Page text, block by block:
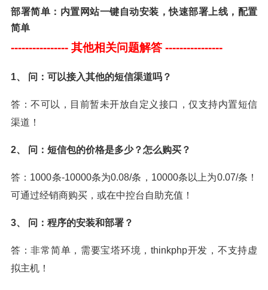
部署简单：内置网站一键自动安装，快速部署上线，配置
简单
---------------- 其他相关问题解答 ----------------
1、 问：可以接入其他的短信渠道吗？
答：不可以，目前暂未开放自定义接口，仅支持内置短信
渠道！
2、 问：短信包的价格是多少？怎么购买？
答：1000条-10000条为0.08/条，10000条以上为0.07/条！
可通过经销商购买，或在中控台自助充值！
3、 问：程序的安装和部署？
答：非常简单，需要宝塔环境，thinkphp开发，不支持虚
拟主机！